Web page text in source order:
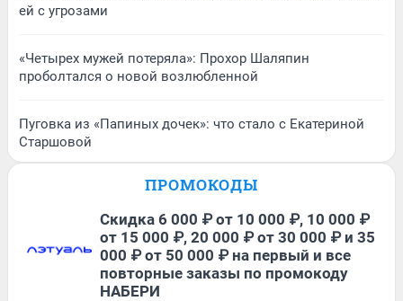
ей с угрозами
«Четырех мужей потеряла»: Прохор Шаляпин
проболтался о новой возлюбленной
Пуговка из «Папиных дочек»: что стало с Екатериной
Старшовой
ПРОМОКОДЫ
Скидка 6 000 ₽ от 10 000 ₽, 10 000 ₽
от 15 000 ₽, 20 000 ₽ от 30 000 ₽ и 35
000 ₽ от 50 000 ₽ на первый и все
повторные заказы по промокоду
НАБЕРИ